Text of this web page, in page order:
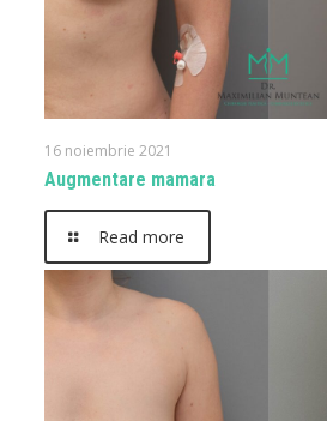
16 noiembrie 2021
Augmentare mamara
Read more